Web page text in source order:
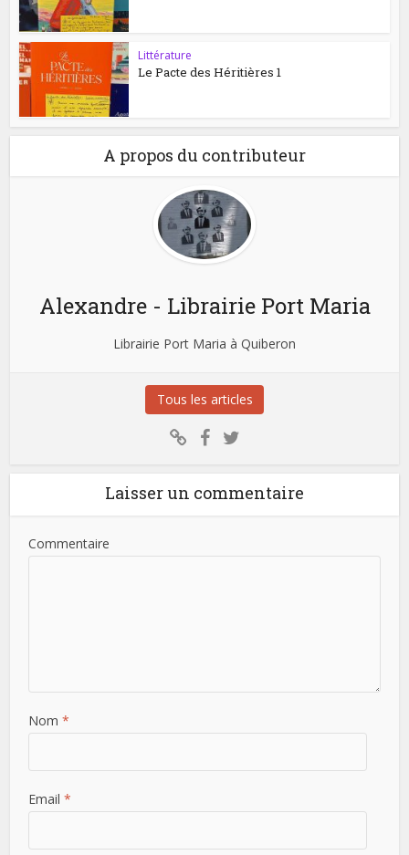
Littérature
Le Pacte des Héritières 1
A propos du contributeur
Alexandre - Librairie Port Maria
Librairie Port Maria à Quiberon
Tous les articles
Laisser un commentaire
Commentaire
Nom *
Email *